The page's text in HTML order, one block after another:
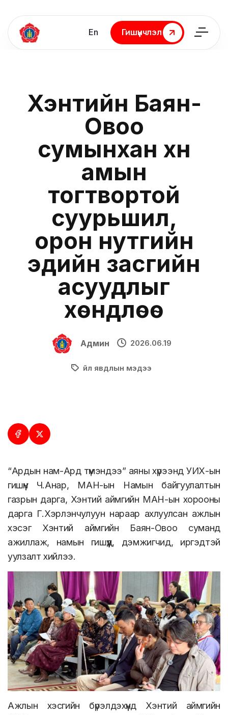
En
Гишүүнчлэл
Гишүүнчлэл
Хэнтийн Баян-
Овоо
сумынхан хүн
амын
тогтвортой
суурьшил,
орон нутгийн
эдийн засгийн
асуудлыг
хөндлөө
Админ 2026.06.19
Үйл явдлын мэдээ
“Ардын нам-Ард түмэндээ” аяны хүрээнд УИХ-ын
гишүүн Ч.Анар, МАН-ын Намын байгуулалтын
газрын дарга, Хэнтий аймгийн МАН-ын хорооны
дарга Г.Хэрлэнчулуун нараар ахлуулсан ажлын
хэсэг Хэнтий аймгийн Баян-Овоо суманд
ажиллаж, намын гишүүд, дэмжигчид, иргэдтэй
уулзалт хийлээ.
Ажлын хэсгийн бүрэлдэхүүнд Хэнтий аймгийн